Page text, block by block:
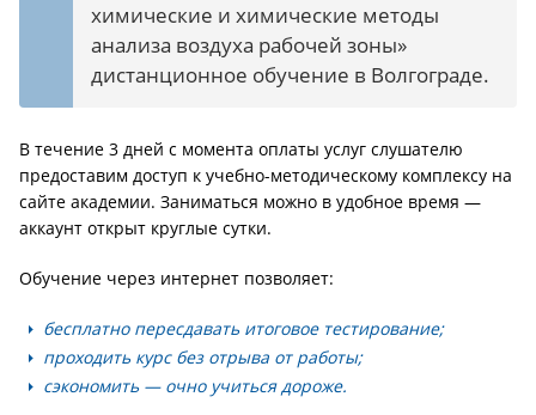
химические и химические методы
анализа воздуха рабочей зоны»
дистанционное обучение в Волгограде.
В течение 3 дней с момента оплаты услуг слушателю
предоставим доступ к учебно-методическому комплексу на
сайте академии. Заниматься можно в удобное время —
аккаунт открыт круглые сутки.
Обучение через интернет позволяет:
бесплатно пересдавать итоговое тестирование;
проходить курс без отрыва от работы;
сэкономить — очно учиться дороже.